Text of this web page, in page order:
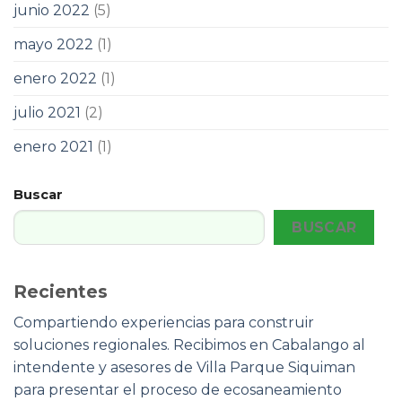
junio 2022 (5)
mayo 2022 (1)
enero 2022 (1)
julio 2021 (2)
enero 2021 (1)
Buscar
BUSCAR
Recientes
Compartiendo experiencias para construir
soluciones regionales. Recibimos en Cabalango al
intendente y asesores de Villa Parque Siquiman
para presentar el proceso de ecosaneamiento